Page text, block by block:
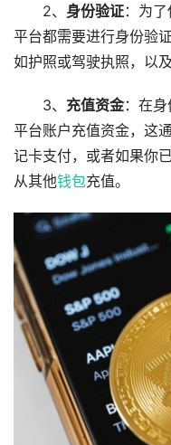
2、 身份验证：为了
平台都需要进行身份验
如护照或驾驶执照，以
3、 充值资金：在身
平台账户充值资金，这
记卡支付，或者如果你
从其他钱包充值。